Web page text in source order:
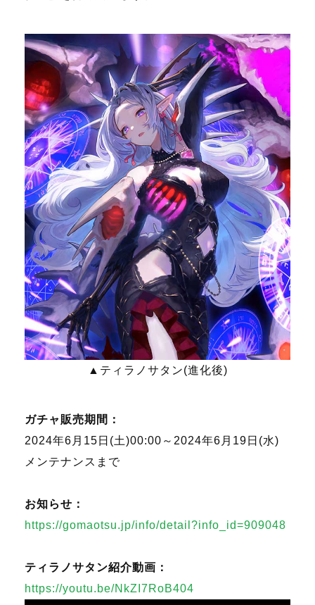
▲ティラノサタン(進化後)
ガチャ販売期間：
2024年6月15日(土)00:00～2024年6月19日(水)
メンテナンスまで
お知らせ：
https://gomaotsu.jp/info/detail?info_id=909048
ティラノサタン紹介動画：
https://youtu.be/NkZI7RoB404